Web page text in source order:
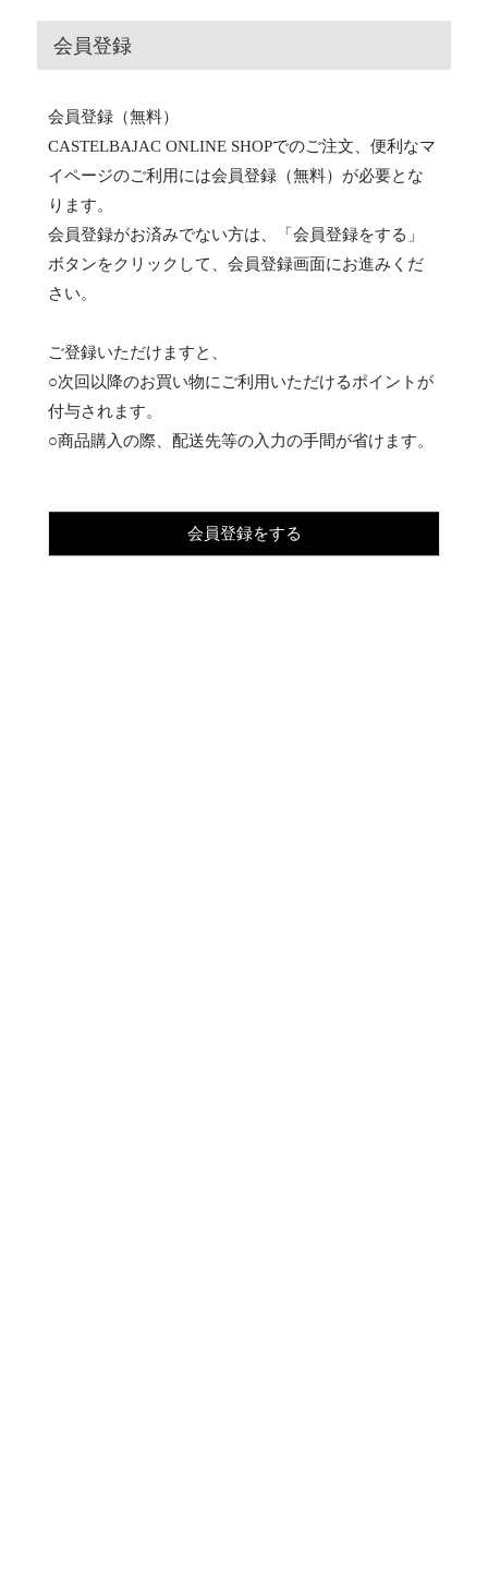
会員登録
会員登録（無料）
CASTELBAJAC ONLINE SHOPでのご注文、便利なマ
イページのご利用には会員登録（無料）が必要とな
ります。
会員登録がお済みでない方は、「会員登録をする」
ボタンをクリックして、会員登録画面にお進みくだ
さい。
ご登録いただけますと、
○次回以降のお買い物にご利用いただけるポイントが
付与されます。
○商品購入の際、配送先等の入力の手間が省けます。
会員登録をする